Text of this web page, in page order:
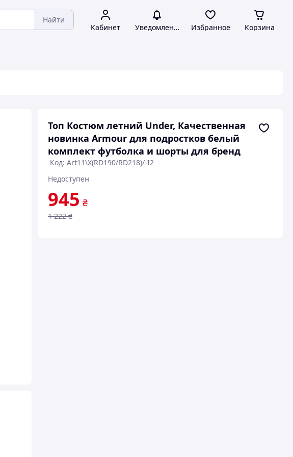
Найти
Кабинет Уведомления Избранное Корзина
Топ Костюм летний Under, Качественная
новинка Armour для подростков белый
комплект футболка и шорты для бренд
Код: Art11\X(RD190/RD218)/-I2
Недоступен
945 ₴
1 222 ₴